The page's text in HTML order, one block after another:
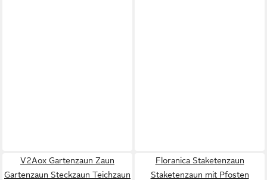
V2Aox Gartenzaun Zaun
Gartenzaun Steckzaun Teichzaun
Floranica Staketenzaun
Staketenzaun mit Pfosten